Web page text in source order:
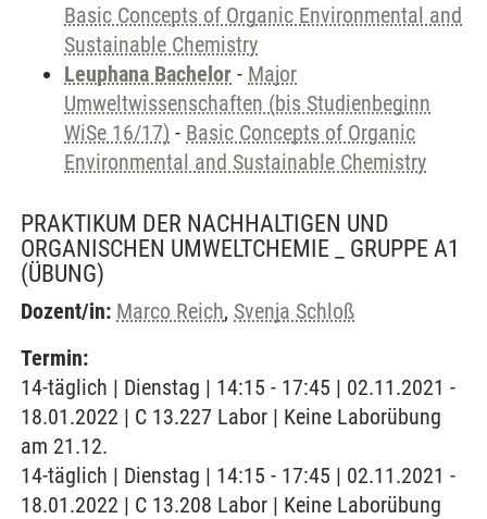
Basic Concepts of Organic Environmental and
Sustainable Chemistry
Leuphana Bachelor - Major
Umweltwissenschaften (bis Studienbeginn
WiSe 16/17) - Basic Concepts of Organic
Environmental and Sustainable Chemistry
PRAKTIKUM DER NACHHALTIGEN UND
ORGANISCHEN UMWELTCHEMIE _ GRUPPE A1
(ÜBUNG)
Dozent/in: Marco Reich, Svenja Schloß
Termin:
14-täglich | Dienstag | 14:15 - 17:45 | 02.11.2021 -
18.01.2022 | C 13.227 Labor | Keine Laborübung
am 21.12.
14-täglich | Dienstag | 14:15 - 17:45 | 02.11.2021 -
18.01.2022 | C 13.208 Labor | Keine Laborübung